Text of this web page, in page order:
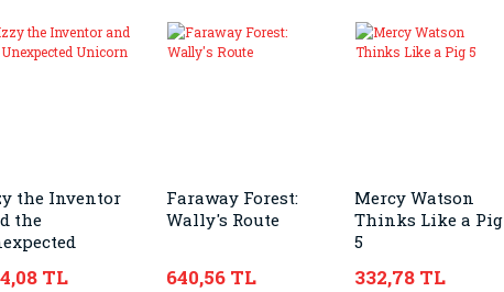
the Inventor
the
TL
Faraway Forest:
Wally's Route
640,56 TL
Mercy Watson
Thinks Like a Pig
5
332,78 TL